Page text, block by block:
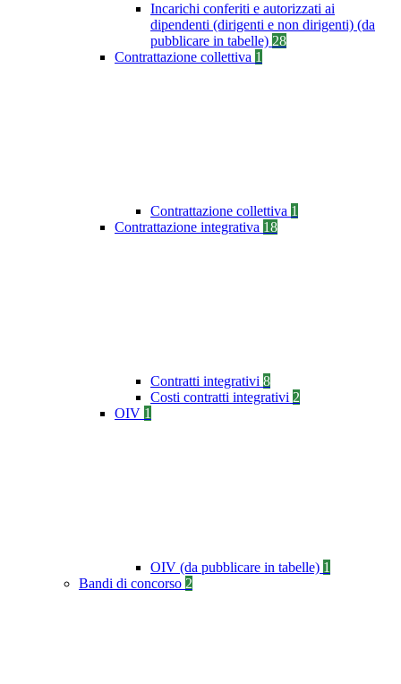
Incarichi conferiti e autorizzati ai
dipendenti (dirigenti e non dirigenti) (da
pubblicare in tabelle) 28
Contrattazione collettiva 1
Contrattazione collettiva 1
Contrattazione integrativa 18
Contratti integrativi 8
Costi contratti integrativi 2
OIV 1
OIV (da pubblicare in tabelle) 1
Bandi di concorso 2